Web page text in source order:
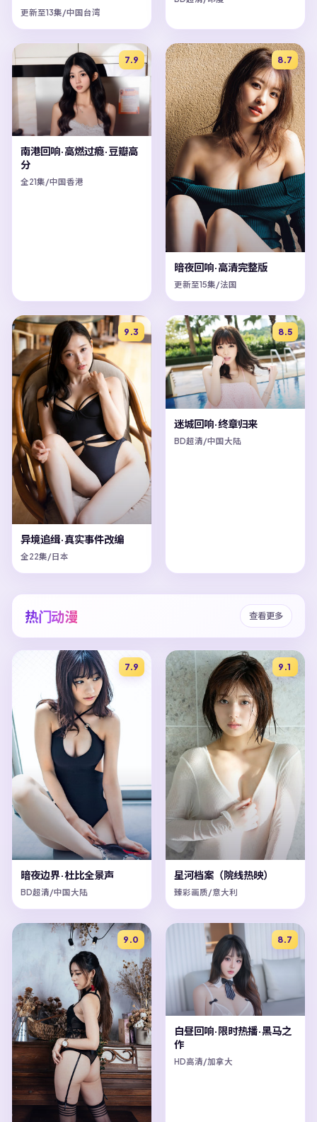
更新至13集/中国台湾
7.9
南港回响·高燃过瘾·豆瓣高
分
全21集/中国香港
8.7
暗夜回响·高清完整版
更新至15集/法国
9.3
异境追缉·真实事件改编
全22集/日本
8.5
迷城回响·终章归来
BD超清/中国大陆
热门动漫 查看更多
7.9
暗夜边界·杜比全景声
BD超清/中国大陆
9.1
星河档案（院线热映）
臻彩画质/意大利
9.0 8.7
白昼回响·限时热播·黑马之
作
HD高清/加拿大